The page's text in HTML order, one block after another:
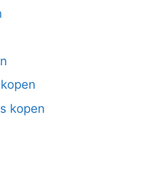
kopen